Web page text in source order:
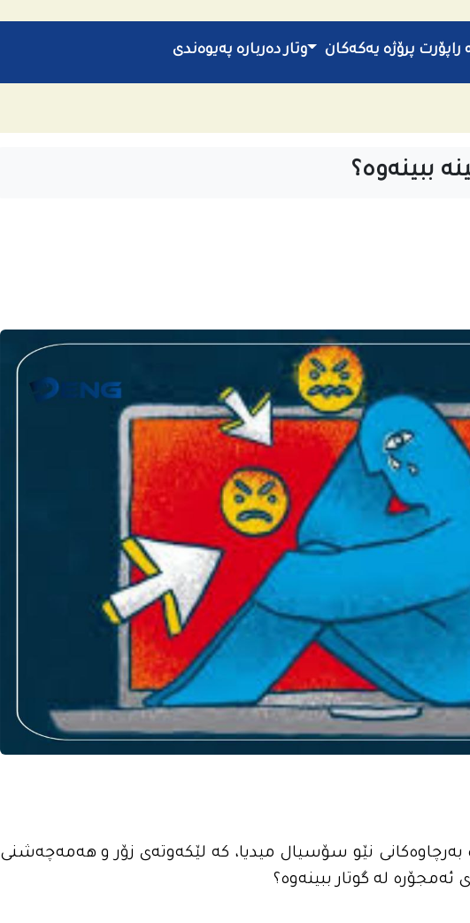
راپۆرت پرۆژە یەکەکان وتار دەربارە پەیوەندی
ببینەوە؟
به‌رچاوه‌كانى نێو سۆسیال میدیا، كه‌ لێكه‌وته‌ى زۆر و هه‌مه‌چه‌شنی
ئه‌مجۆره‌ له‌ گوتار ببینه‌وه‌؟